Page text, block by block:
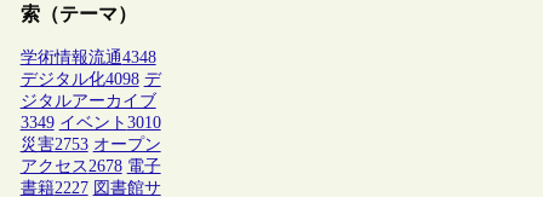
索（テーマ）
学術情報流通4348
デジタル化4098 デ
ジタルアーカイブ
3349 イベント 3010
災害2753 オープン
アクセス2678 電子
書籍2227 図書館サ